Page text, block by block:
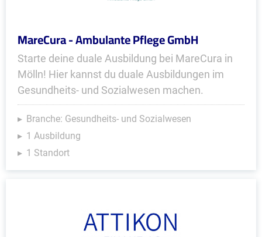
MareCura - Ambulante Pflege GmbH
Starte deine duale Ausbildung bei MareCura in
Mölln! Hier kannst du duale Ausbildungen im
Gesundheits- und Sozialwesen machen.
Branche: Gesundheits- und Sozialwesen
1 Ausbildung
1 Standort